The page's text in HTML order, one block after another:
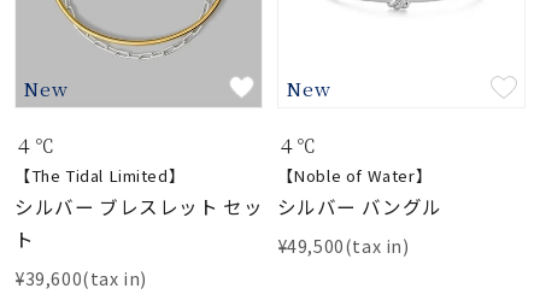
モチーフ
石の色
New
４℃
【The Tidal Limited】
シルバー ブレスレット セッ
ト
¥39,600(tax in)
New
４℃
【Noble of Water】
シルバー バングル
¥49,500(tax in)